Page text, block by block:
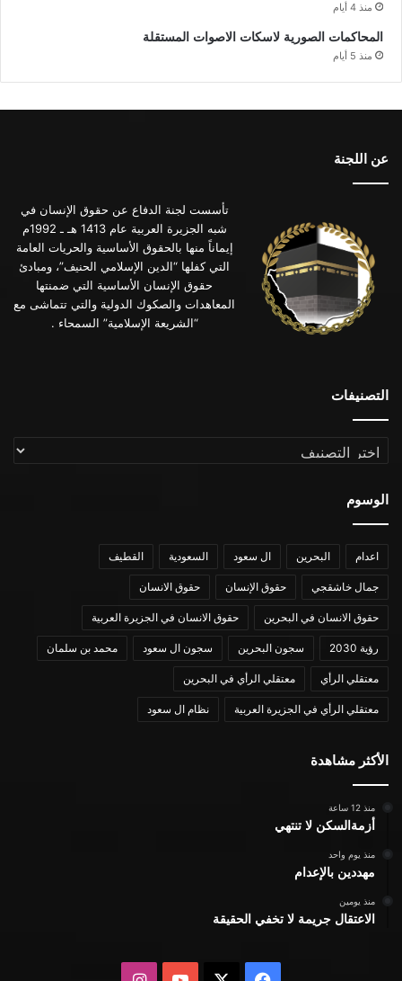
منذ 4 أيام
المحاكمات الصورية لاسكات الاصوات المستقلة
منذ 5 أيام
عن اللجنة
تأسست لجنة الدفاع عن حقوق الإنسان في
شبه الجزيرة العربية عام 1413 هـ ـ 1992م
إيماناً منها بالحقوق الأساسية والحريات العامة
التي كفلها “الدين الإسلامي الحنيف”، ومبادئ
حقوق الإنسان الأساسية التي ضمنتها
المعاهدات والصكوك الدولية والتي تتماشى مع
“الشريعة الإسلامية” السمحاء .
التصنيفات
التصنيفات
الوسوم
اعدام البحرين ال سعود السعودية القطيف
جمال خاشقجي حقوق الإنسان حقوق الانسان
حقوق الانسان في البحرين حقوق الانسان في الجزيرة العربية
رؤية 2030 سجون البحرين سجون ال سعود محمد بن سلمان
معتقلي الرأي معتقلي الرأي في البحرين
معتقلي الرأي في الجزيرة العربية نظام ال سعود
الأكثر مشاهدة
منذ 12 ساعة
أزمةالسكن لا تنتهي
منذ يوم واحد
مهددين بالإعدام
منذ يومين
الاعتقال جريمة لا تخفي الحقيقة